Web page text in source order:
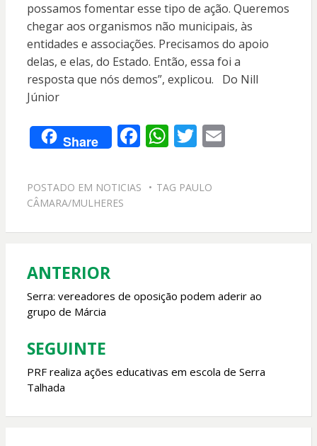
possamos fomentar esse tipo de ação. Queremos
chegar aos organismos não municipais, às
entidades e associações. Precisamos do apoio
delas, e elas, do Estado. Então, essa foi a
resposta que nós demos”, explicou. Do Nill
Júnior
Share F
e
o
W
at
A
T
itt
E
POSTADO EM NOTICIAS TAG PAULO
CÂMARA/MULHERES
Navegação
de
Post
ANTERIOR
Serra: vereadores de oposição podem aderir ao
grupo de Márcia
SEGUINTE
PRF realiza ações educativas em escola de Serra
Talhada